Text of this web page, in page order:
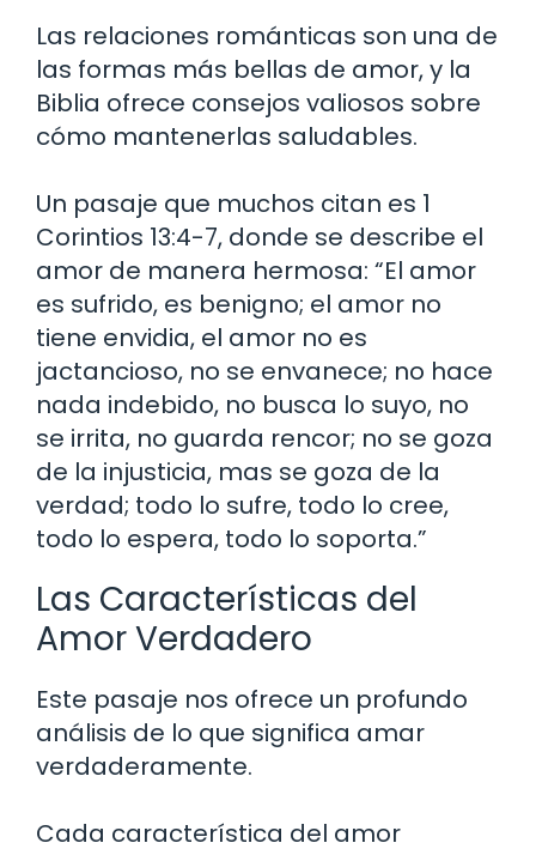
Las relaciones románticas son una de
las formas más bellas de amor, y la
Biblia ofrece consejos valiosos sobre
cómo mantenerlas saludables.
Un pasaje que muchos citan es 1
Corintios 13:4-7, donde se describe el
amor de manera hermosa: “El amor
es sufrido, es benigno; el amor no
tiene envidia, el amor no es
jactancioso, no se envanece; no hace
nada indebido, no busca lo suyo, no
se irrita, no guarda rencor; no se goza
de la injusticia, mas se goza de la
verdad; todo lo sufre, todo lo cree,
todo lo espera, todo lo soporta.”
Las Características del
Amor Verdadero
Este pasaje nos ofrece un profundo
análisis de lo que significa amar
verdaderamente.
Cada característica del amor